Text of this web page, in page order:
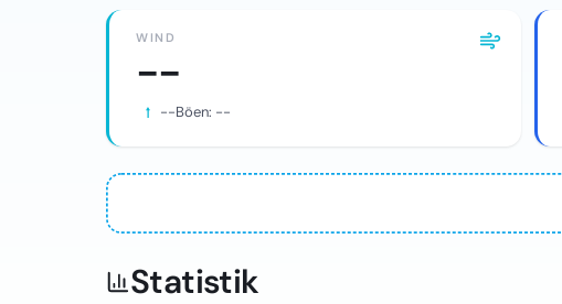
WIND
--
--Böen: --
Statistik